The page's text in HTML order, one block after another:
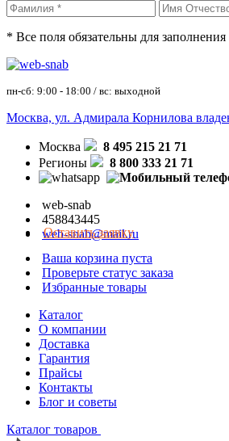
* Все поля обязательны для заполнения
пн-сб: 9:00 - 18:00 / вс: выходной
Москва, ул. Адмирала Корнилова
Москва
8 495 215 21 71
Регионы
8 800 333 21 71
web-snab
458843445
web-snab@mail.ru
Оставить заявку
Ваша корзина пуста
Проверьте статус заказа
Избранные товары
Каталог
О компании
Доставка
Гарантия
Прайсы
Контакты
Блог и советы
Каталог товаров